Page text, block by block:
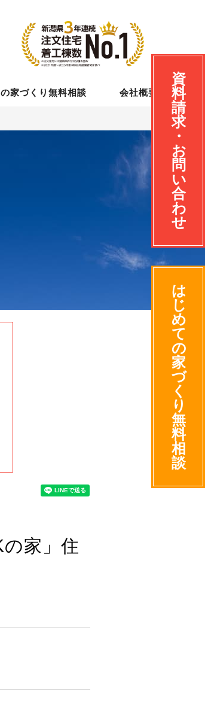
家づくり無料相談 会社概要
家」住
資
料
請
求
・
お
問
い
合
わ
せ
は
じ
め
て
の
家
づ
く
り
無
料
相
談